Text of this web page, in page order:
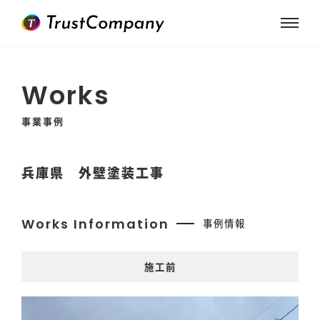
Works
事業事例
兵庫県 外壁塗装工事
Works Information 事例情報
施工前